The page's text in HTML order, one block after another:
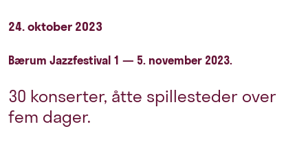
24. oktober 2023
Bærum Jazzfestival 1 — 5. november 2023.
30 konserter, åtte spillesteder over
fem dager.